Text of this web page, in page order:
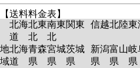
【送料料金表】
北海
道
北東
北
南東
北
関東 信越北陸東
地
域
北海
道
青森
県
宮城
県
茨城
県
新潟
県
富山
県
岐